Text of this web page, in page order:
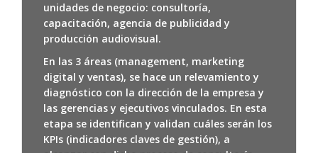
unidades de negocio: consultoría,
capacitación, agencia de publicidad y
producción audiovisual.
En las 3 áreas (management, marketing
digital y ventas), se hace un relevamiento y
diagnóstico con la dirección de la empresa y
las gerencias y ejecutivos vinculados. En esta
etapa se identifican y validan cuáles serán los
KPIs (indicadores claves de gestión), a